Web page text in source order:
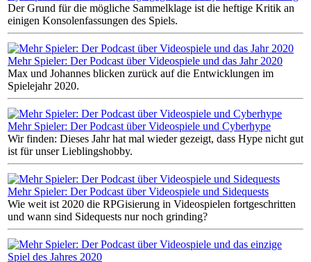
Der Grund für die mögliche Sammelklage ist die heftige Kritik an
einigen Konsolenfassungen des Spiels.
Mehr Spieler: Der Podcast über Videospiele und das Jahr 2020
Max und Johannes blicken zurück auf die Entwicklungen im
Spielejahr 2020.
Mehr Spieler: Der Podcast über Videospiele und Cyberhype
Wir finden: Dieses Jahr hat mal wieder gezeigt, dass Hype nicht gut
ist für unser Lieblingshobby.
Mehr Spieler: Der Podcast über Videospiele und Sidequests
Wie weit ist 2020 die RPGisierung in Videospielen fortgeschritten
und wann sind Sidequests nur noch grinding?